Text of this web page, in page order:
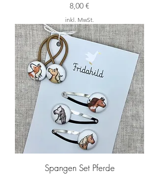
Preis
8,00 €
inkl. MwSt.
Spangen Set Pferde